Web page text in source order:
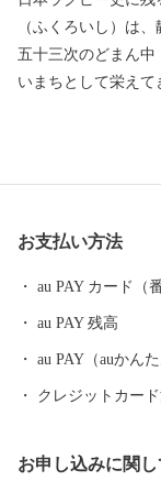
（ふくろいし）は
五十三次のどまん中
いまちとして栄えて
暖な気候や全国ト
アイルランド戦では
本中が歓喜に包ま
しの準備はもちろ
人づくり、まちづ
解・交流の促進な
くお願いします。
お支払い方法
au PAY カード（
au PAY 残高
au PAY（auかん
クレジットカード
お申し込みに関し